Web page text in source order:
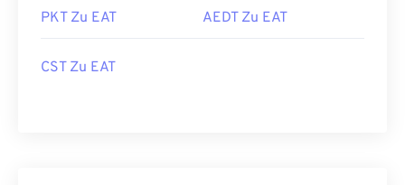
PKT Zu EAT AEDT Zu EAT
CST Zu EAT